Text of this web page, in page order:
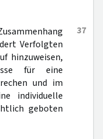
37
Verfolgten
hinzuweisen,
für eine
und im
individuelle
geboten